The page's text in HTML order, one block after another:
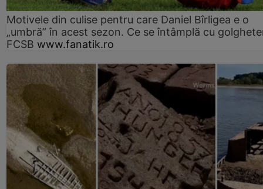
Motivele din culise pentru care Daniel Bîrligea e o
„umbră” în acest sezon. Ce se întâmplă cu
FCSB www.fanatik.ro